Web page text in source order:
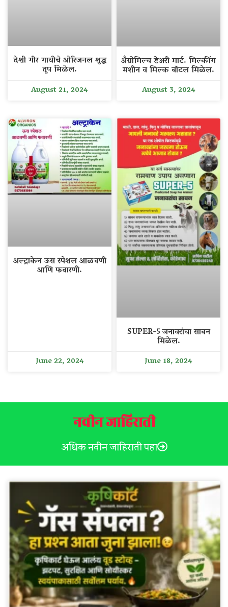
देशी गीर गायीचे ओरिजनल शुद्ध
तूप मिळेल.
August 21, 2024
अँग्रोमिल्च डेअरी मार्ट. मिल्कींग
मशीन व मिल्क बॉटल मिळेल.
August 3, 2024
अल्ट्राकेन ऊस स्पेशल आळवणी
आणि फवारणी.
June 22, 2024
SUPER-5 जनावरांचा साबन
मिळेल.
June 18, 2024
नवीन जाहिराती
अधिक नवीन जाहिराती पहा